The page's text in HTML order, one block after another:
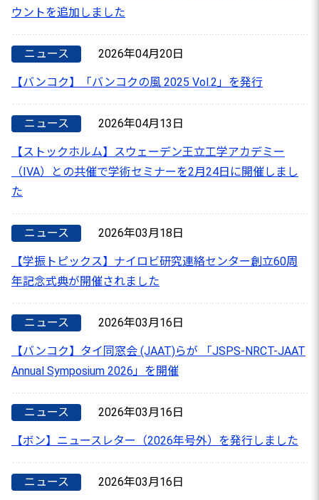
ウントを追加しました
ニュース 2026年04月20日
【バンコク】「バンコクの風 2025 Vol.2」を発行
ニュース 2026年04月13日
【ストックホルム】スウェーデン王立工学アカデミー
（IVA）との共催で学術セミナーを2月24日に開催しまし
た
ニュース 2026年03月18日
【学振トピックス】ナイロビ研究連絡センター創立60周
年記念式典が開催されました
ニュース 2026年03月16日
【バンコク】タイ同窓会 (JAAT)らが 「JSPS-NRCT-JAAT
Annual Symposium 2026」を開催
ニュース 2026年03月16日
【ボン】ニュースレター（2026年号外）を発行しました
ニュース 2026年03月16日